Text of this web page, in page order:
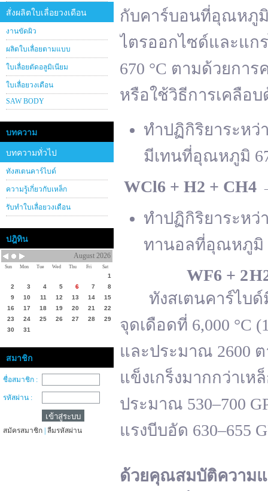
สั่งผลิตใบเลื่อยวงเดือน
งานขัดผิว
ผลิตใบเลื่อยตามแบบ
ใบเลื่อยตัดอลูมิเนียม
ใบเลื่อยวงเดือน
SAW BODY
บทความ
บทความทั่วไป
ทังสเตนคาร์ไบด์
ความรู้เกี่ยวกับเหล็ก
รับทำใบเลื่อยวงเดือน
ปฎิทิน
August 2026
Sun Mon Tue Wed Thu Fri Sat
1
2
3 4 5 6 7
8
9
10 11 12 13 14
15
16
17 18 19 20 21
22
23
24 25 26 27 28
29
30
31
สมาชิก
ชื่อสมาชิก :
รหัสผ่าน :
สมัครสมาชิก ลืมรหัสผ่าน
กับคาร์บอนที่อุณหภูมิ
ไตรออกไซด์และแก
670 °C ตามด้วยกา
หรือใช้วิธีการเคลือบ
ทำปฏิกิริยาระหว่
มีเทนที่อุณหภูมิ
WCl6 + H2 + CH4
ทำปฏิกิริยาระหว่
ทานอลที่อุณหภูมิ
WF6 + 2 H
ทังสเตนคาร์ไบด์มี
จุดเดือดที่ 6,000 °C
และประมาณ 2600
แข็งเกร็งมากกว่าเ
ประมาณ 530–700
แรงบีบอัด 630–655
ด้วยคุณสมบัติความแ